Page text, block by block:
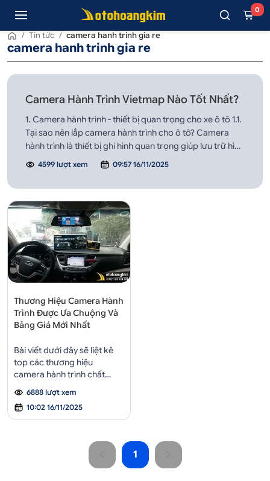
0
/ Tin tức / camera hanh trinh gia re
camera hanh trinh gia re
Camera Hành Trình Vietmap Nào Tốt Nhất?
1. Camera hành trình - thiết bị quan trọng cho xe ô tô 1.1.
Tại sao nên lắp camera hành trình cho ô tô? Camera
hành trình là thiết bị ghi hình quan trọng giúp lưu trữ hình
ảnh và video trong suốt quá...
4599 lượt xem 09:57 16/11/2025
Thương Hiệu Camera Hành
Trình Được Ưa Chuộng Và
Bảng Giá Mới Nhất
Bài viết dưới đây sẽ liệt kê
top các thương hiệu
camera hành trình chất
để chủ xe dễ dàng tham
khảo.
6888 lượt xem
10:02 16/11/2025
1